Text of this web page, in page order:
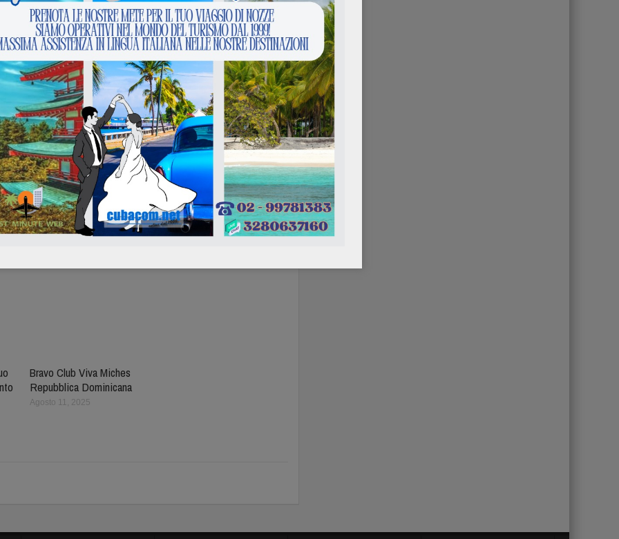
Next :
Blue Panorama concordato preventivo ma continuiamo a volare
Bravo Club Viva Miches
Repubblica Dominicana
Agosto 11, 2025